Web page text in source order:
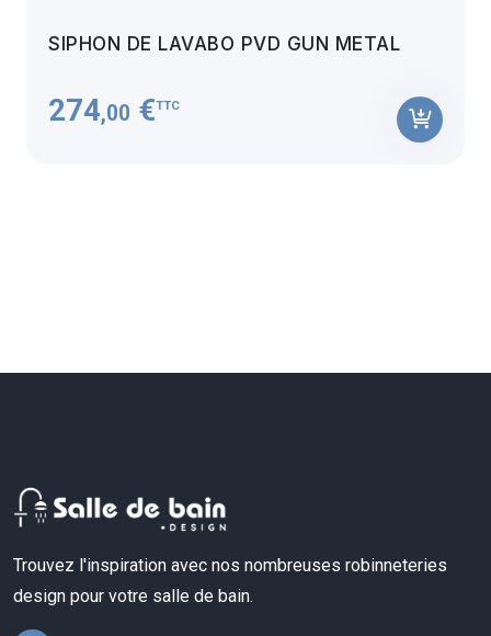
SIPHON DE LAVABO PVD GUN METAL
274,00 €TTC
Trouvez l'inspiration avec nos nombreuses robinneteries
design pour votre salle de bain.